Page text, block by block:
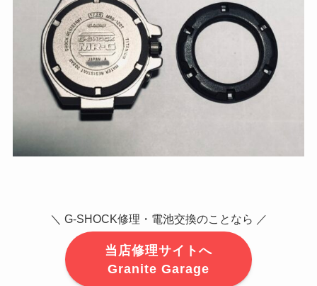
＼ G-SHOCK修理・電池交換のことなら ／
当店修理サイトへ
Granite Garage